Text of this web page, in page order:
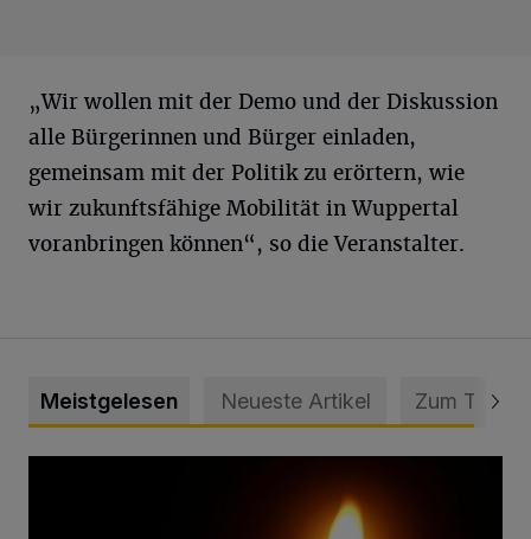
„Wir wollen mit der Demo und der Diskussion
alle Bürgerinnen und Bürger einladen,
gemeinsam mit der Politik zu erörtern, wie
wir zukunftsfähige Mobilität in Wuppertal
voranbringen können“, so die Veranstalter.
Meistgelesen Neueste Artikel Zum Thema